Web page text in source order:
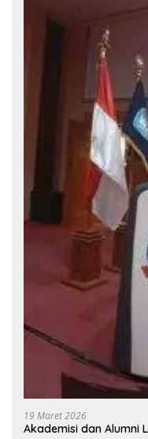
19 Maret 2026
Akademisi dan Alumni